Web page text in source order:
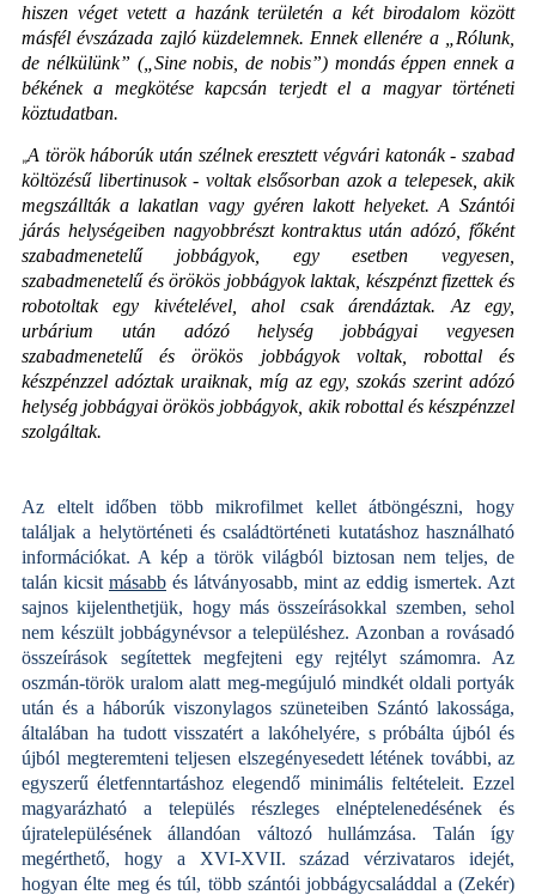
hiszen véget vetett a hazánk területén a két birodalom között
másfél évszázada zajló küzdelemnek. Ennek ellenére a „ Rólunk,
de nélkülünk” („Sine nobis, de nobis”) mondás éppen ennek a
békének a megkötése kapcsán terjedt el a magyar történeti
köztudatban.
„A török háborúk után szélnek eresztett végvári katonák - szabad
költözésű libertinusok - voltak elsősorban azok a telepesek, akik
megszállták a lakatlan vagy gyéren lakott helyeket. A Szántói
járás helységeiben nagyobbrészt kontraktus után adózó, főként
szabadmenetelű jobbágyok, egy esetben vegyesen,
szabadmenetelű és örökös jobbágyok laktak, készpénzt fizettek és
robotoltak egy kivételével, ahol csak árendáztak. Az egy,
urbárium után adózó helység jobbágyai vegyesen
szabadmenetelű és örökös jobbágyok voltak, robottal és
készpénzzel adóztak uraiknak, míg az egy, szokás szerint adózó
helység jobbágyai örökös jobbágyok, akik robottal és készpénzzel
szolgáltak.
Az eltelt időben több mikrofilmet kellet átböngészni, hogy
találjak a helytörténeti és családtörténeti kutatáshoz használható
információkat. A kép a török világból biztosan nem teljes, de
talán kicsit másabb és látványosabb, mint az eddig ismertek. Azt
sajnos kijelenthetjük, hogy más összeírásokkal szemben, sehol
nem készült jobbágynévsor a településhez. Azonban a rovásadó
összeírások segítettek megfejteni egy rejtélyt számomra. Az
oszmán-török uralom alatt meg-megújuló mindkét oldali portyák
után és a háborúk viszonylagos szüneteiben Szántó lakossága,
általában ha tudott visszatért a lakóhelyére, s próbálta újból és
újból megteremteni teljesen elszegényesedett létének további, az
egyszerű életfenntartáshoz elegendő minimális feltételeit. Ezzel
magyarázható a település részleges elnéptelenedésének és
újratelepülésének állandóan változó hullámzása. Talán így
megérthető, hogy a XVI-XVII. század vérzivataros idejét,
hogyan élte meg és túl, több szántói jobbágycsaláddal a (Zekér)